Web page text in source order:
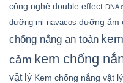
công nghệ double effect DNA
dưỡng mi navacos dưỡng ẩm
chống nắng an toàn
cảm kem chống
vật lý Kem chống nắng vật